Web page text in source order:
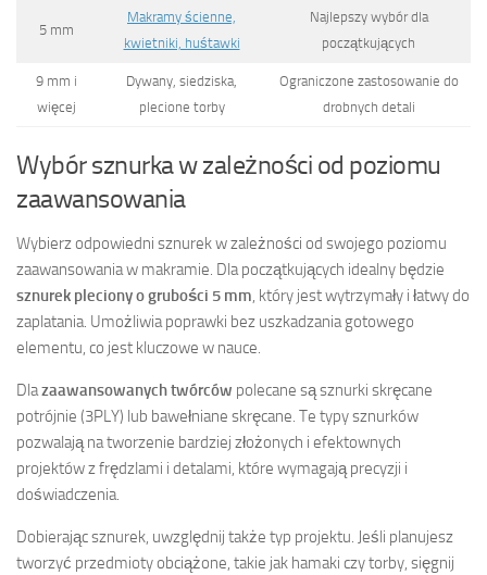
5 mm
Makramy ścienne,
kwietniki, huśtawki
Najlepszy wybór dla
początkujących
9 mm i
więcej
Dywany, siedziska,
plecione torby
Ograniczone zastosowanie do
drobnych detali
Wybór sznurka w zależności od poziomu
zaawansowania
Wybierz odpowiedni sznurek w zależności od swojego poziomu
zaawansowania w makramie. Dla początkujących idealny będzie
sznurek pleciony o grubości 5 mm, który jest wytrzymały i łatwy do
zaplatania. Umożliwia poprawki bez uszkadzania gotowego
elementu, co jest kluczowe w nauce.
Dlazaawansowanych twórców polecane są sznurki skręcane
potrójnie (3PLY) lub bawełniane skręcane. Te typy sznurków
pozwalają na tworzenie bardziej złożonych i efektownych
projektów z frędzlami i detalami, które wymagają precyzji i
doświadczenia.
Dobierając sznurek, uwzględnij także typ projektu. Jeśli planujesz
tworzyć przedmioty obciążone, takie jak hamaki czy torby, sięgnij